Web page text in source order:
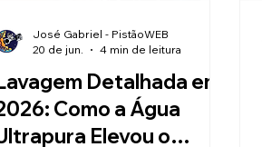
Detalhada em
Como a Água
Elevou o
José Gabriel - PistãoWEB
20 de jun.
4 min de leitura